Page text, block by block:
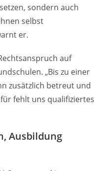
sondern auch
selbst
er.
auf
„Bis zu einer
zusätzlich betreut und
fehlt uns qualifiziertes
Ausbildung